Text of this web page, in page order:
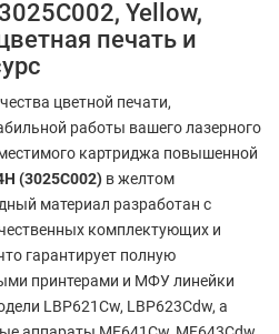
Yellow,
печать и
цветной печати,
работы вашего лазерного
картриджа повышенной
(3025C002) в желтом
материал разработан с
комплектующих и
гарантирует полную
принтерами и МФУ линейки
LBP621Cw, LBP623Cdw, а